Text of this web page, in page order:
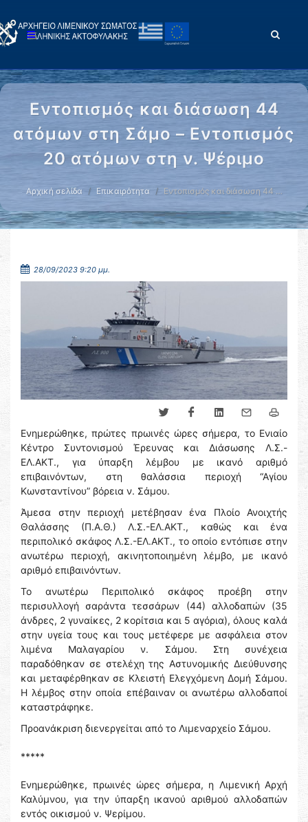
Εντοπισμός και διάσωση 44
ατόμων στη Σάμο – Εντοπισμός
20 ατόμων στη ν. Ψέριμο
Αρχική σελίδα Επικαιρότητα Εντοπισμός και διάσωση 44 …
28/09/2023 9:20 μμ.
Ενημερώθηκε, πρώτες πρωινές ώρες σήμερα, το Ενιαίο
Κέντρο Συντονισμού Έρευνας και Διάσωσης Λ.Σ.-
ΕΛ.ΑΚΤ., για ύπαρξη λέμβου με ικανό αριθμό
επιβαινόντων, στη θαλάσσια περιοχή “Αγίου
Κωνσταντίνου” βόρεια ν. Σάμου.
Άμεσα στην περιοχή μετέβησαν ένα Πλοίο Ανοιχτής
Θαλάσσης (Π.Α.Θ.) Λ.Σ.-ΕΛ.ΑΚΤ., καθώς και ένα
περιπολικό σκάφος Λ.Σ.-ΕΛ.ΑΚΤ., το οποίο εντόπισε στην
ανωτέρω περιοχή, ακινητοποιημένη λέμβο, με ικανό
αριθμό επιβαινόντων.
Το ανωτέρω Περιπολικό σκάφος προέβη στην
περισυλλογή σαράντα τεσσάρων (44) αλλοδαπών (35
άνδρες, 2 γυναίκες, 2 κορίτσια και 5 αγόρια), όλους καλά
στην υγεία τους και τους μετέφερε με ασφάλεια στον
λιμένα Μαλαγαρίου ν. Σάμου. Στη συνέχεια
παραδόθηκαν σε στελέχη της Αστυνομικής Διεύθυνσης
και μεταφέρθηκαν σε Κλειστή Ελεγχόμενη Δομή Σάμου.
Η λέμβος στην οποία επέβαιναν οι ανωτέρω αλλοδαποί
καταστράφηκε.
Προανάκριση διενεργείται από το Λιμεναρχείο Σάμου.
*****
Ενημερώθηκε, πρωινές ώρες σήμερα, η Λιμενική Αρχή
Καλύμνου, για την ύπαρξη ικανού αριθμού αλλοδαπών
εντός οικισμού ν. Ψερίμου.